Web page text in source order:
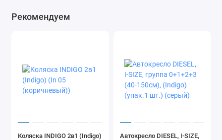
Рекомендуем
Коляска INDIGO 2в1 (Indigo)
Автокресло DIESEL, I-SIZE,